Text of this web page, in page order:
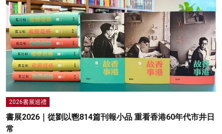
2026書展巡禮
書展2026｜從劉以鬯814篇刊報小品 重看香港60年代市井日
常